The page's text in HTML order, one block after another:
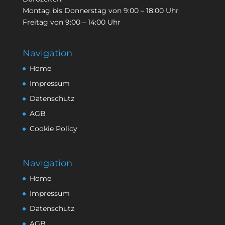
Montag bis Donnerstag von 9:00 – 18:00 Uhr
Freitag von 9:00 – 14:00 Uhr
Navigation
Home
Impressum
Datenschutz
AGB
Cookie Policy
Navigation
Home
Impressum
Datenschutz